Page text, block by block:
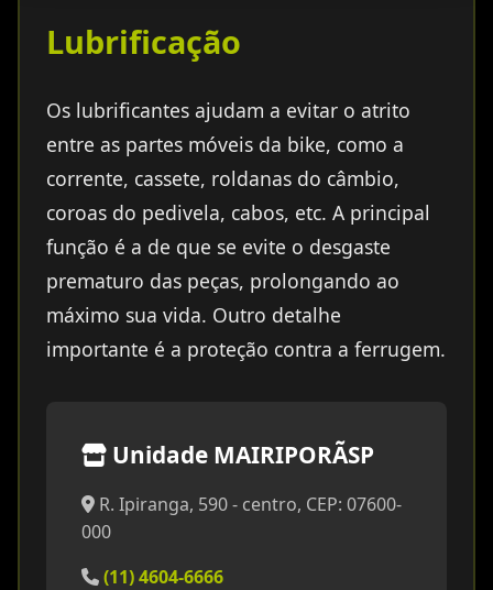
Lubrificação
Os lubrificantes ajudam a evitar o atrito
entre as partes móveis da bike, como a
corrente, cassete, roldanas do câmbio,
coroas do pedivela, cabos, etc. A principal
função é a de que se evite o desgaste
prematuro das peças, prolongando ao
máximo sua vida. Outro detalhe
importante é a proteção contra a ferrugem.
Unidade MAIRIPORÃSP
R. Ipiranga, 590 - centro, CEP: 07600-
000
(11) 4604-6666